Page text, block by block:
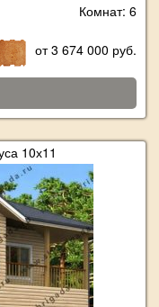
Комнат: 6
от 3 674 000 руб.
10х11